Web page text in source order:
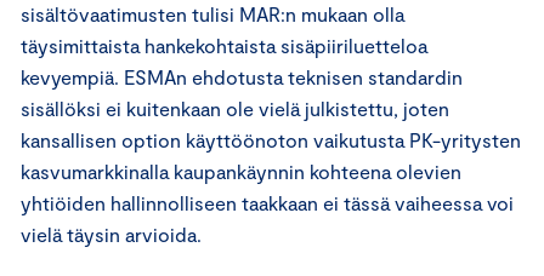
sisältövaatimusten tulisi MAR:n mukaan olla
täysimittaista hankekohtaista sisäpiiriluetteloa
kevyempiä. ESMAn ehdotusta teknisen standardin
sisällöksi ei kuitenkaan ole vielä julkistettu, joten
kansallisen option käyttöönoton vaikutusta PK-yritysten
kasvumarkkinalla kaupankäynnin kohteena olevien
yhtiöiden hallinnolliseen taakkaan ei tässä vaiheessa voi
vielä täysin arvioida.